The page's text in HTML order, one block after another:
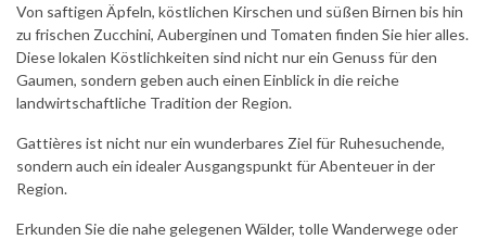
Von saftigen Äpfeln, köstlichen Kirschen und süßen Birnen bis hin
zu frischen Zucchini, Auberginen und Tomaten finden Sie hier alles.
Diese lokalen Köstlichkeiten sind nicht nur ein Genuss für den
Gaumen, sondern geben auch einen Einblick in die reiche
landwirtschaftliche Tradition der Region.
Gattières ist nicht nur ein wunderbares Ziel für Ruhesuchende,
sondern auch ein idealer Ausgangspunkt für Abenteuer in der
Region.
Erkunden Sie die nahe gelegenen Wälder, tolle Wanderwege oder